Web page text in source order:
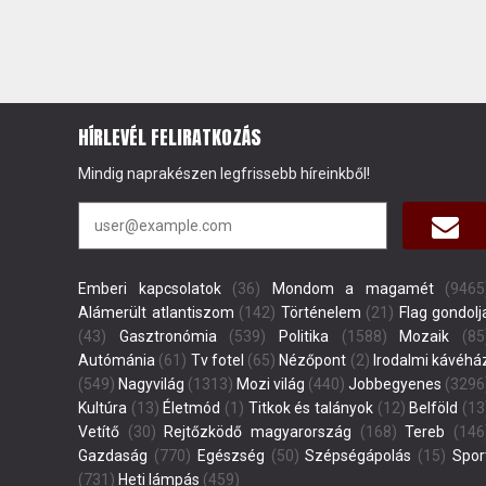
HÍRLEVÉL FELIRATKOZÁS
Mindig naprakészen legfrissebb híreinkből!
Emberi kapcsolatok(36) Mondom a magamét
Alámerült atlantiszom (142) Történelem (21) Flag
(43)
Gasztronómia (539) Politika (1588) Mozaik
Autómánia (61) Tv fotel (65) Nézőpont (2) Irodalmi
(549) Nagyvilág (1313) Mozi világ (440) Jobbegyenes
Kultúra (13) Életmód (1) Titkok és talányok (12) Belföld
Vetítő (30) Rejtőzködő magyarország (168) Tereb
Gazdaság (770) Egészség (50) Szépségápolás (15)
(731) Heti lámpás (459)